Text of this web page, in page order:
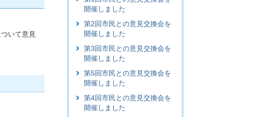
いて意見
開催しました
第2回市民との意見交換会を
開催しました
第3回市民との意見交換会を
開催しました
第5回市民との意見交換会を
開催しました
第4回市民との意見交換会を
開催しました